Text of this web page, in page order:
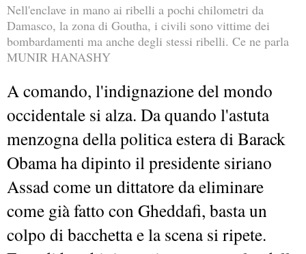
Nell'enclave in mano ai ribelli a pochi chilometri da
Damasco, la zona di Goutha, i civili sono vittime dei
bombardamenti ma anche degli stessi ribelli. Ce ne parla
MUNIR HANASHY
A comando, l'indignazione del mondo
occidentale si alza. Da quando l'astuta
menzogna della politica estera di Barack
Obama ha dipinto il presidente siriano
Assad come un dittatore da eliminare
come già fatto con Gheddafi, basta un
colpo di bacchetta e la scena si ripete.